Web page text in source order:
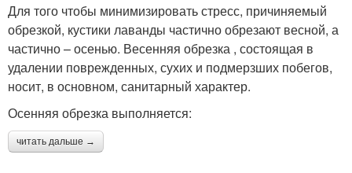
Для того чтобы минимизировать стресс, причиняемый
обрезкой, кустики лаванды частично обрезают весной, а
частично – осенью. Весенняя обрезка , состоящая в
удалении поврежденных, сухих и подмерзших побегов,
носит, в основном, санитарный характер.
Осенняя обрезка выполняется:
читать дальше →